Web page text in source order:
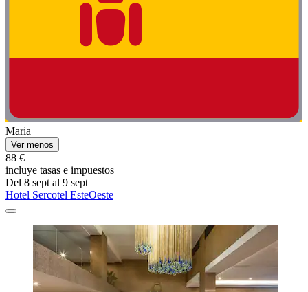
Maria
Ver menos
88 €
incluye tasas e impuestos
Del 8 sept al 9 sept
Hotel Sercotel EsteOeste